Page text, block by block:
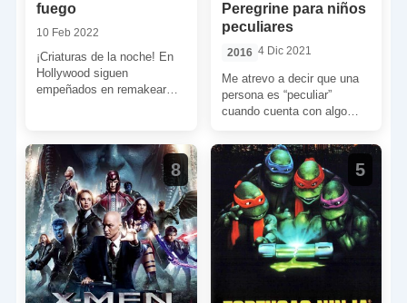
fuego
10 Feb 2022
¡Criaturas de la noche! En
Hollywood siguen
empeñados en remakear
Peregrine para niños
peculiares
2016 4 Dic 2021
Me atrevo a decir que una
persona es “peculiar”
cuando cuenta con algo
individualiza y […]
8 5